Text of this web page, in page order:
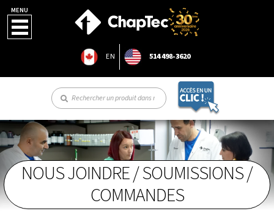
MENU
EN 514 498-3620
NOUS JOINDRE / SOUMISSIONS /
COMMANDES